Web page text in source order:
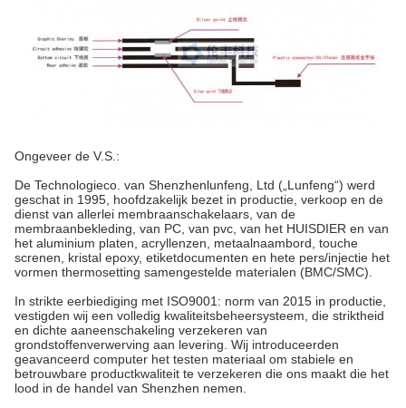
Ongeveer de V.S.:
De Technologieco. van Shenzhenlunfeng, Ltd („Lunfeng“) werd
geschat in 1995, hoofdzakelijk bezet in productie, verkoop en de
dienst van allerlei membraanschakelaars, van de
membraanbekleding, van PC, van pvc, van het HUISDIER en van
het aluminium platen, acryllenzen, metaalnaambord, touche
screnen, kristal epoxy, etiketdocumenten en hete pers/injectie het
vormen thermosetting samengestelde materialen (BMC/SMC).
In strikte eerbiediging met ISO9001: norm van 2015 in productie,
vestigden wij een volledig kwaliteitsbeheersysteem, die striktheid
en dichte aaneenschakeling verzekeren van
grondstoffenverwerving aan levering. Wij introduceerden
geavanceerd computer het testen materiaal om stabiele en
betrouwbare productkwaliteit te verzekeren die ons maakt die het
lood in de handel van Shenzhen nemen.